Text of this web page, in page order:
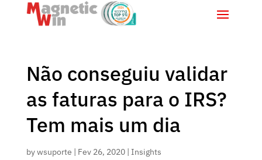
Não conseguiu validar
as faturas para o IRS?
Tem mais um dia
bywsuporte | Fev 26, 2020| Insights